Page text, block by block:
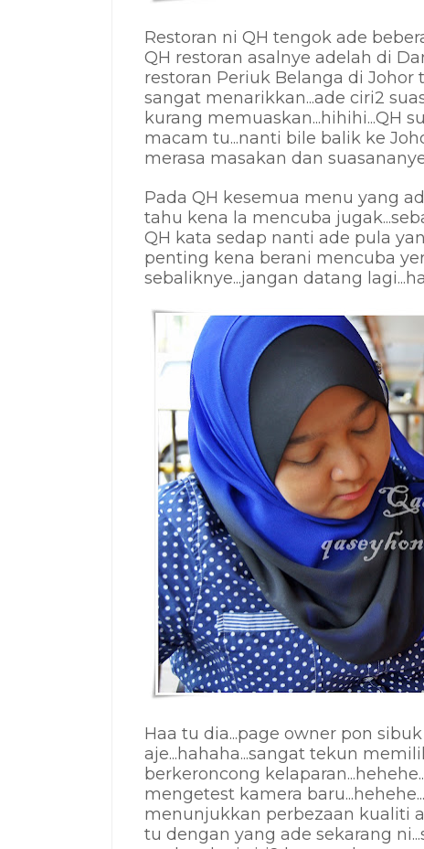
Restoran ni QH tengok ade
QH restoran asalnye adelah di
restoran Periuk Belanga di
sangat menarikkan...ade ciri2
kurang memuaskan...hihihi...QH
macam tu...nanti bile balik ke
merasa masakan dan
Pada QH kesemua menu yang
tahu kena la mencuba
QH kata sedap nanti ade pula
penting kena berani mencuba
sebaliknye...jangan datang
Haa tu dia...page owner pon
aje...hahaha...sangat tekun
berkeroncong
mengetest kamera
menunjukkan perbezaan kualiti
tu dengan yang ade sekarang